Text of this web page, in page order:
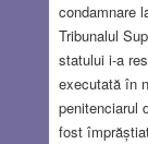
condamnare
Tribunalul
statului i-a
executată în
penitenciarul
fost